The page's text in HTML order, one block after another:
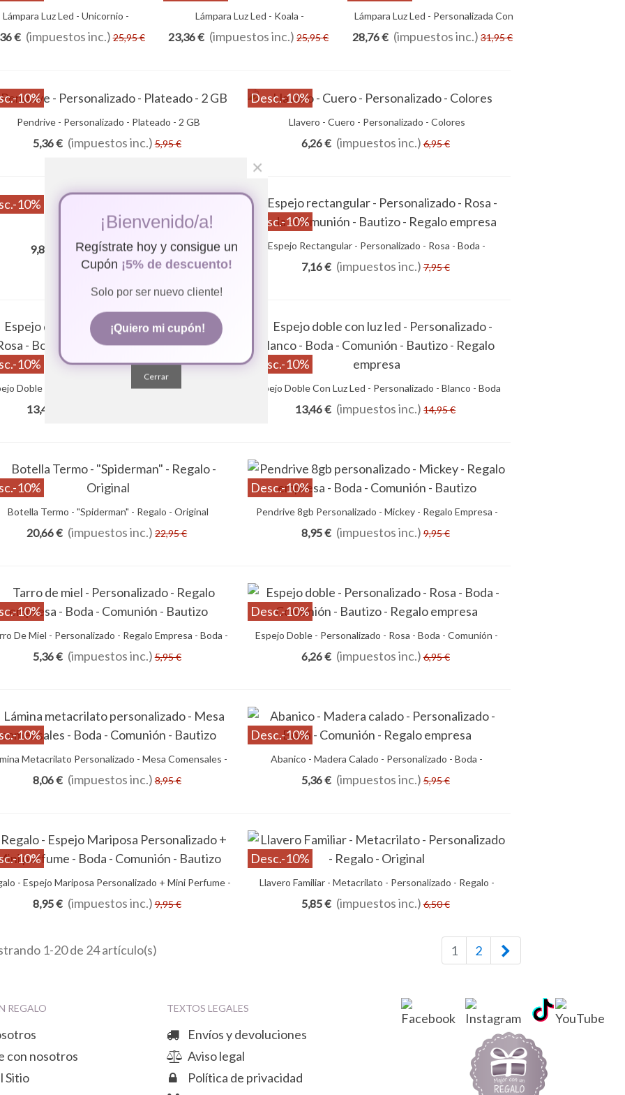
Añadir Al Carrito
Lámpara Luz Led - Unicornio -
Con Foto - Ilustración -
Bebés
€ (impuestos inc.) 25,95 €
Añadir Al Carrito
Lámpara Luz Led - Koala -
Personalizada Con Foto - Ilustración -
Bebés
23,36 € (impuestos inc.) 25,95 €
Vista Rápida
Lámpara Luz Led - Personalizada Con
Foto
28,76 € (impuestos inc.) 31,95 €
-10%
Añadir Al Carrito
Pendrive - Personalizado - Plateado - 2 GB
5,36 € (impuestos inc.) 5,95 €
Desc.-10%
Añadir Al Carrito
Llavero - Cuero - Personalizado - Colores
6,26 € (impuestos inc.) 6,95 €
-10%
Añadir Al Carrito
Perla - Cacao - Colores
9,86 € (impuestos inc.)10,95 €
Desc.-10%
Añadir Al Carrito
Espejo Rectangular - Personalizado - Rosa - Boda -
Comunión - Bautizo - Regalo Empresa
7,16 € (impuestos inc.) 7,95 €
-10%
Doble Con Luz Led - Personalizado - Rosa - Boda -
Comunión - Bautizo - Regalo Empresa
13,46 €
Desc.-10%
Añadir Al Carrito
Espejo Doble Con Luz Led - Personalizado - Blanco - Boda
- Comunión - Bautizo - Regalo Empresa
13,46 € (impuestos inc.) 14,95 €
-10%
Añadir Al Carrito
Botella Termo - "Spiderman" - Regalo - Original
20,66 € (impuestos inc.) 22,95 €
Desc.-10%
Añadir Al Carrito
Pendrive 8gb Personalizado - Mickey - Regalo Empresa -
Boda - Comunión - Bautizo
8,95 € (impuestos inc.) 9,95 €
-10%
Añadir Al Carrito
De Miel - Personalizado - Regalo Empresa - Boda -
Comunión - Bautizo
5,36 € (impuestos inc.) 5,95 €
Desc.-10%
Añadir Al Carrito
Espejo Doble - Personalizado - Rosa - Boda - Comunión -
Bautizo - Regalo Empresa
6,26 € (impuestos inc.) 6,95 €
-10%
Añadir Al Carrito
Metacrilato Personalizado - Mesa Comensales -
Boda - Comunión - Bautizo
8,06 € (impuestos inc.) 8,95 €
Desc.-10%
Añadir Al Carrito
Abanico - Madera Calado - Personalizado - Boda -
Comunión - Regalo Empresa
5,36 € (impuestos inc.) 5,95 €
-10%
Añadir Al Carrito
- Espejo Mariposa Personalizado + Mini Perfume -
Boda - Comunión - Bautizo
8,95 € (impuestos inc.) 9,95 €
Desc.-10%
Añadir Al Carrito
Llavero Familiar - Metacrilato - Personalizado - Regalo -
Original
5,85 € (impuestos inc.) 6,50 €
1-20 de 24 artículo(s) 1 2
REGALO
con nosotros
Sitio
TEXTOS LEGALES
Envíos y devoluciones
Aviso legal
Política de privacidad
¡Bienvenido/a!
Regístrate hoy y consigue un
Cupón ¡5% de descuento!
Solo por ser nuevo cliente!
¡Quiero mi cupón!
Cerrar
×